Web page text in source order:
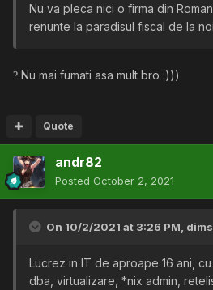
Nu va pleca nici o firma din
renunte la paradisul fiscal de la
? Nu mai fumati asa mult bro :)))
Quote
andr82
Posted October 2, 2021
On 10/2/2021 at 3:26 PM,
Lucrez in IT de aproape 16 ani,
dba, virtualizare, *nix admin,